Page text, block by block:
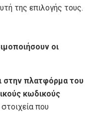
της επιλογής τους.
οι
στην πλατφόρμα του
κωδικούς
που